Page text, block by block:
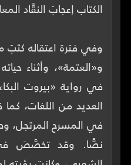
وفي فترة اعتقاله
و«العتمة»، وأثناء
في رواية «بيروت
العديد من اللغات،
في المسرح المرتجل،
نصًّا. وقد تخصَّصَ في